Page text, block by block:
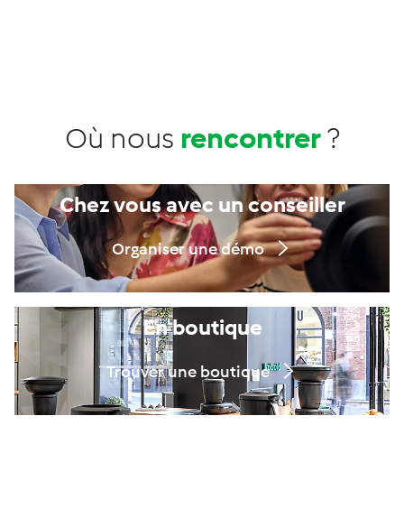
Où nous rencontrer?
Chez vous avec un conseiller
Organiser une démo
En boutique
Trouver une boutique